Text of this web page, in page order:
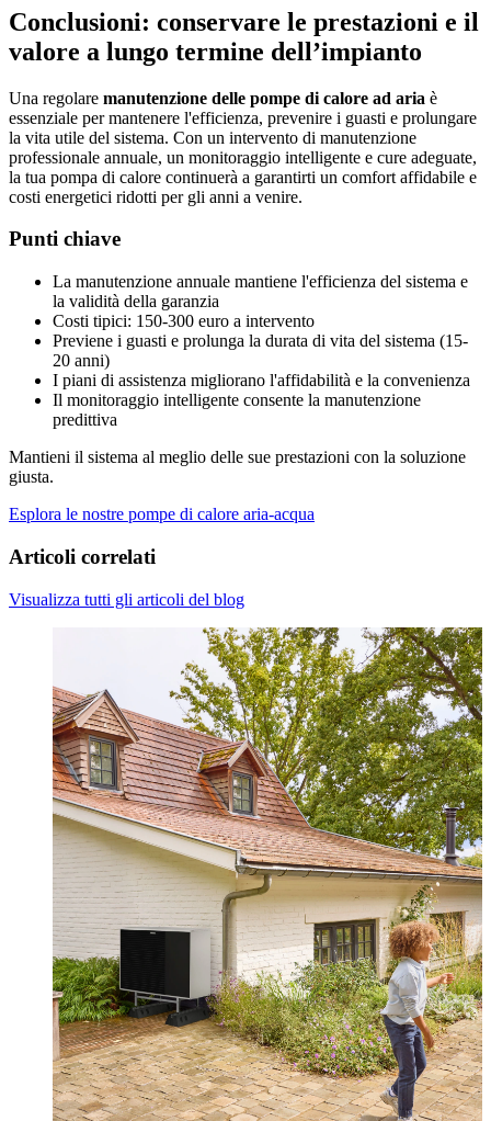
Conclusioni: conservare le prestazioni e il
valore a lungo termine dell’impianto
Una regolare manutenzione delle pompe di calore ad aria è
essenziale per mantenere l'efficienza, prevenire i guasti e prolungare
la vita utile del sistema. Con un intervento di manutenzione
professionale annuale, un monitoraggio intelligente e cure adeguate,
la tua pompa di calore continuerà a garantirti un comfort affidabile e
costi energetici ridotti per gli anni a venire.
Punti chiave
La manutenzione annuale mantiene l'efficienza del sistema e
la validità della garanzia
Costi tipici: 150-300 euro a intervento
Previene i guasti e prolunga la durata di vita del sistema (15-
20 anni)
I piani di assistenza migliorano l'affidabilità e la convenienza
Il monitoraggio intelligente consente la manutenzione
predittiva
Mantieni il sistema al meglio delle sue prestazioni con la soluzione
giusta.
Esplora le nostre pompe di calore aria-acqua
Articoli correlati
Visualizza tutti gli articoli del blog